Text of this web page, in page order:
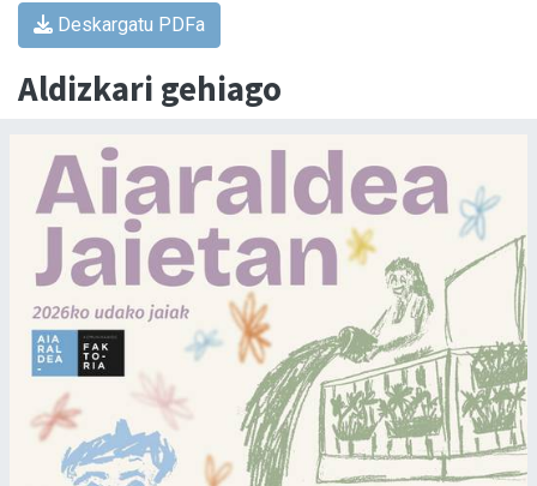
Deskargatu PDFa
Aldizkari gehiago